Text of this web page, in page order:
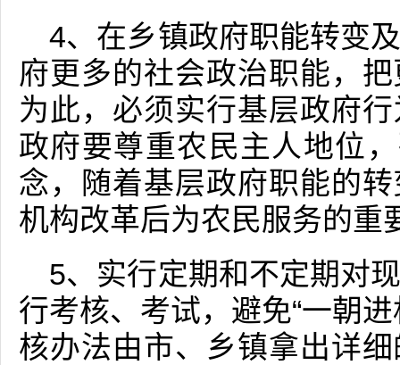
4、在乡镇政府职能转变
府更多的社会政治职能，
为此，必须实行基层政府
政府要尊重农民主人地位
念，随着基层政府职能的
机构改革后为农民服务的重
5、实行定期和不定期对
行考核、考试，避免“一朝
核办法由市、乡镇拿出详